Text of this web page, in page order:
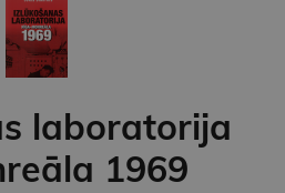
laboratorija
1969